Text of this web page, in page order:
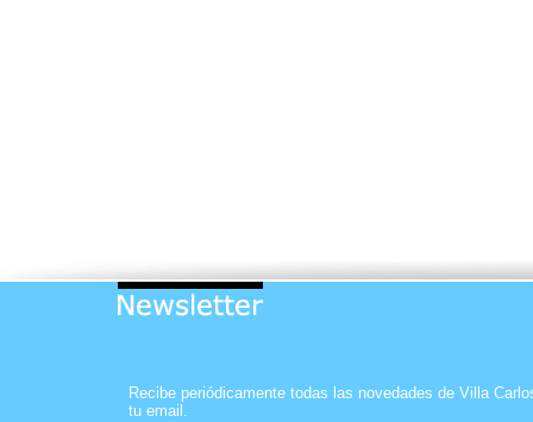
Recibe periódicamente todas las novedades de Villa
tu email.